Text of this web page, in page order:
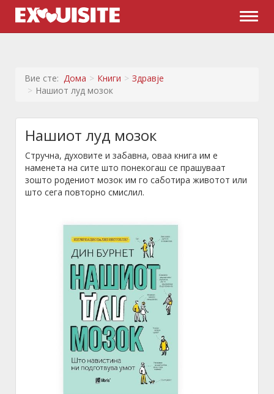
Вие сте: Дома Книги
Здравје
Нашиот луд мозок
Нашиот луд мозок
Стручна, духовите и забавна, оваа книга им е
наменета на сите што понекогаш се прашуваат
зошто родениот мозок им го саботира животот или
што сега повторно смислил.